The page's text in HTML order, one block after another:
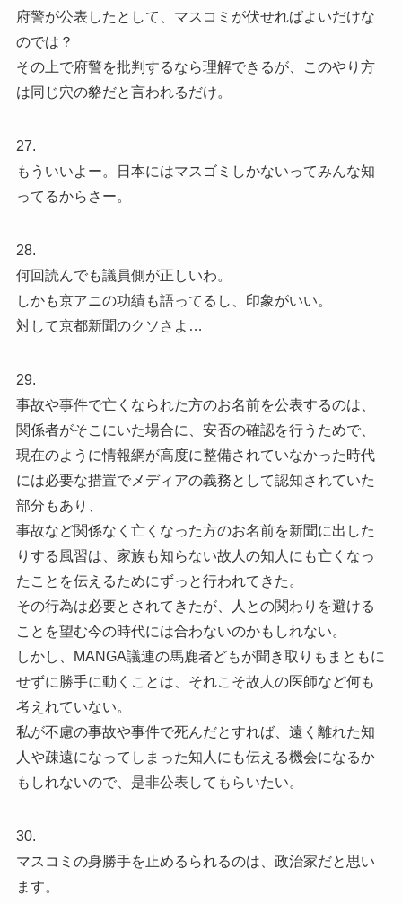
府警が公表したとして、マスコミが伏せればよいだけな
のでは？
その上で府警を批判するなら理解できるが、このやり方
は同じ穴の貉だと言われるだけ。
27.
もういいよー。日本にはマスゴミしかないってみんな知
ってるからさー。
28.
何回読んでも議員側が正しいわ。
しかも京アニの功績も語ってるし、印象がいい。
対して京都新聞のクソさよ…
29.
事故や事件で亡くなられた方のお名前を公表するのは、
関係者がそこにいた場合に、安否の確認を行うためで、
現在のように情報網が高度に整備されていなかった時代
には必要な措置でメディアの義務として認知されていた
部分もあり、
事故など関係なく亡くなった方のお名前を新聞に出した
りする風習は、家族も知らない故人の知人にも亡くなっ
たことを伝えるためにずっと行われてきた。
その行為は必要とされてきたが、人との関わりを避ける
ことを望む今の時代には合わないのかもしれない。
しかし、MANGA議連の馬鹿者どもが聞き取りもまともに
せずに勝手に動くことは、それこそ故人の医師など何も
考えれていない。
私が不慮の事故や事件で死んだとすれば、遠く離れた知
人や疎遠になってしまった知人にも伝える機会になるか
もしれないので、是非公表してもらいたい。
30.
マスコミの身勝手を止めるられるのは、政治家だと思い
ます。